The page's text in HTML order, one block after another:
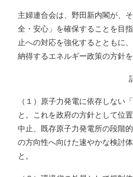
主婦連合会は、野田新内閣が、
全・安心」を確保することを目
止への対応を強化するとともに
納得するエネルギー政策の方針
（１）原子力発電に依存しない
と。これを政府の方針として位
中止、既存原子力発電所の段階
の方向性へ向けた速やかな検討
と。